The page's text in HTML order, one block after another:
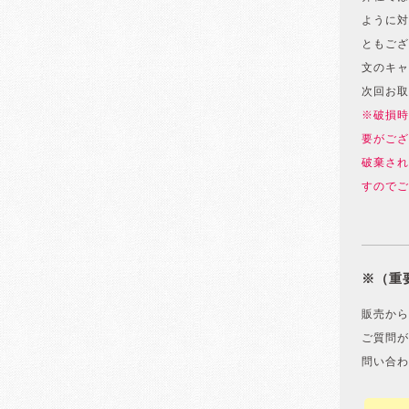
ように
ともご
文のキ
次回お
※破損時
要がご
破棄さ
すので
※（重
販売か
ご質問
問い合